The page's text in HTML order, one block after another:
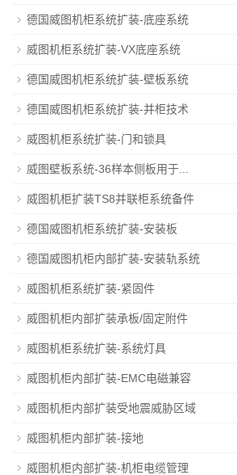
德国威图机柜系统扩装-底座系统
威图机柜系统扩装-VX底座系统
德国威图机柜系统扩装-壁板系统
德国威图机柜系统扩装-并柜技术
威图机柜系统扩装-门和锁具
威图壁板系统-36样本侧板用于...
威图机柜扩装TS8并联柜系统备件
德国威图机柜系统扩装-安装板
德国威图机柜内部扩装-安装轨系统
威图机柜系统扩装-紧固件
威图机柜内部扩装承板/固定附件
威图机柜系统扩装-系统灯具
威图机柜内部扩装-EMC电磁兼容
威图机柜内部扩装受地震威胁区域
威图机柜内部扩装-接地
威图机柜内部扩装-机柜电缆管理